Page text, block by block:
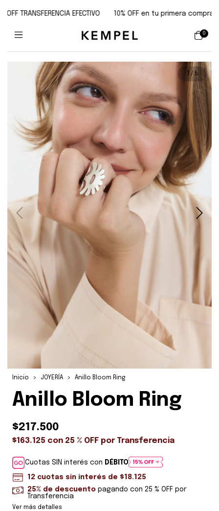
EFECTIVO 10% OFF en tu primera compra |
0
/ 5
Inicio > JOYERÍA > Anillo Bloom Ring
Anillo Bloom Ring
$217.500
$163.125 con 25 % OFF por Transferencia
Cuotas SIN interés con DÉBITO
12 cuotas sin interés de $18.125
25% de descuento pagando con 25 % OFF por
Transferencia
Ver más detalles